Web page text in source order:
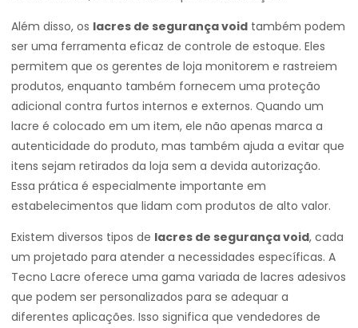
Além disso, os lacres de segurança void também podem
ser uma ferramenta eficaz de controle de estoque. Eles
permitem que os gerentes de loja monitorem e rastreiem
produtos, enquanto também fornecem uma proteção
adicional contra furtos internos e externos. Quando um
lacre é colocado em um item, ele não apenas marca a
autenticidade do produto, mas também ajuda a evitar que
itens sejam retirados da loja sem a devida autorização.
Essa prática é especialmente importante em
estabelecimentos que lidam com produtos de alto valor.
Existem diversos tipos de lacres de segurança void, cada
um projetado para atender a necessidades específicas. A
Tecno Lacre oferece uma gama variada de lacres adesivos
que podem ser personalizados para se adequar a
diferentes aplicações. Isso significa que vendedores de